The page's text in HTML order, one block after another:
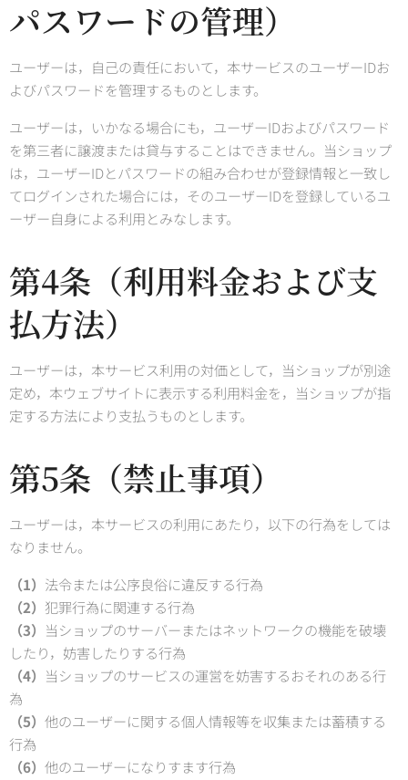
パスワードの管理）
ユーザーは，自己の責任において，本サービスのユーザーIDお
よびパスワードを管理するものとします。
ユーザーは，いかなる場合にも，ユーザーIDおよびパスワード
を第三者に譲渡または貸与することはできません。当ショップ
は，ユーザーIDとパスワードの組み合わせが登録情報と一致し
てログインされた場合には，そのユーザーIDを登録しているユ
ーザー自身による利用とみなします。
第4条（利用料金および支
払方法）
ユーザーは，本サービス利用の対価として，当ショップが別途
定め，本ウェブサイトに表示する利用料金を，当ショップが指
定する方法により支払うものとします。
第5条（禁止事項）
ユーザーは，本サービスの利用にあたり，以下の行為をしては
なりません。
（1） 法令または公序良俗に違反する行為
（2） 犯罪行為に関連する行為
（3） 当ショップのサーバーまたはネットワークの機能を破壊
したり，妨害したりする行為
（4） 当ショップのサービスの運営を妨害するおそれのある行
為
（5） 他のユーザーに関する個人情報等を収集または蓄積する
行為
（6） 他のユーザーになりすます行為